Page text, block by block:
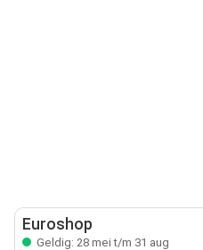
Euroshop
Geldig: 28 mei t/m 31 aug